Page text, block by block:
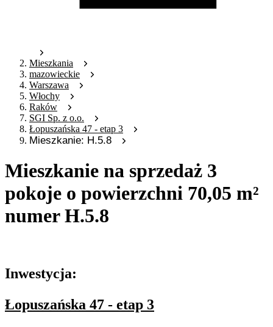
Mieszkania
mazowieckie
Warszawa
Włochy
Raków
SGI Sp. z o.o.
Łopuszańska 47 - etap 3
Mieszkanie: H.5.8
Mieszkanie na sprzedaż 3
pokoje o powierzchni 70,05 m²
numer H.5.8
Inwestycja:
Łopuszańska 47 - etap 3